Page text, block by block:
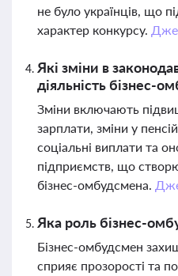
не було українців, що
характер конкурсу.
Які зміни в
діяльність бізнес-
Зміни включають
зарплати, зміни у
соціальні виплати та
підприємств, що
бізнес-омбудсмена.
Яка роль бізнес-
Бізнес-омбудсмен
сприяє прозорості та